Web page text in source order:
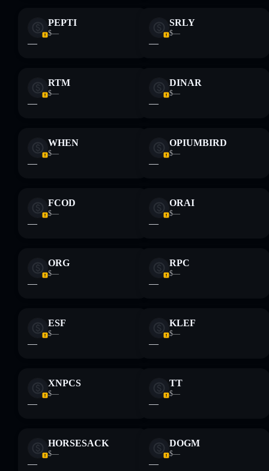
PEPTI
$—
—
SRLY
$—
—
RTM
$—
—
DINAR
$—
—
WHEN
$—
—
OPIUMBIRD
$—
—
FCOD
$—
—
ORAI
$—
—
ORG
$—
—
RPC
$—
—
ESF
$—
—
KLEF
$—
—
XNPCS
$—
—
TT
$—
—
HORSESACK
$—
—
DOGM
$—
—